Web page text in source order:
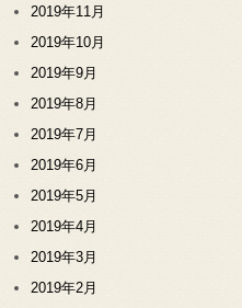
2019年11月
2019年10月
2019年9月
2019年8月
2019年7月
2019年6月
2019年5月
2019年4月
2019年3月
2019年2月